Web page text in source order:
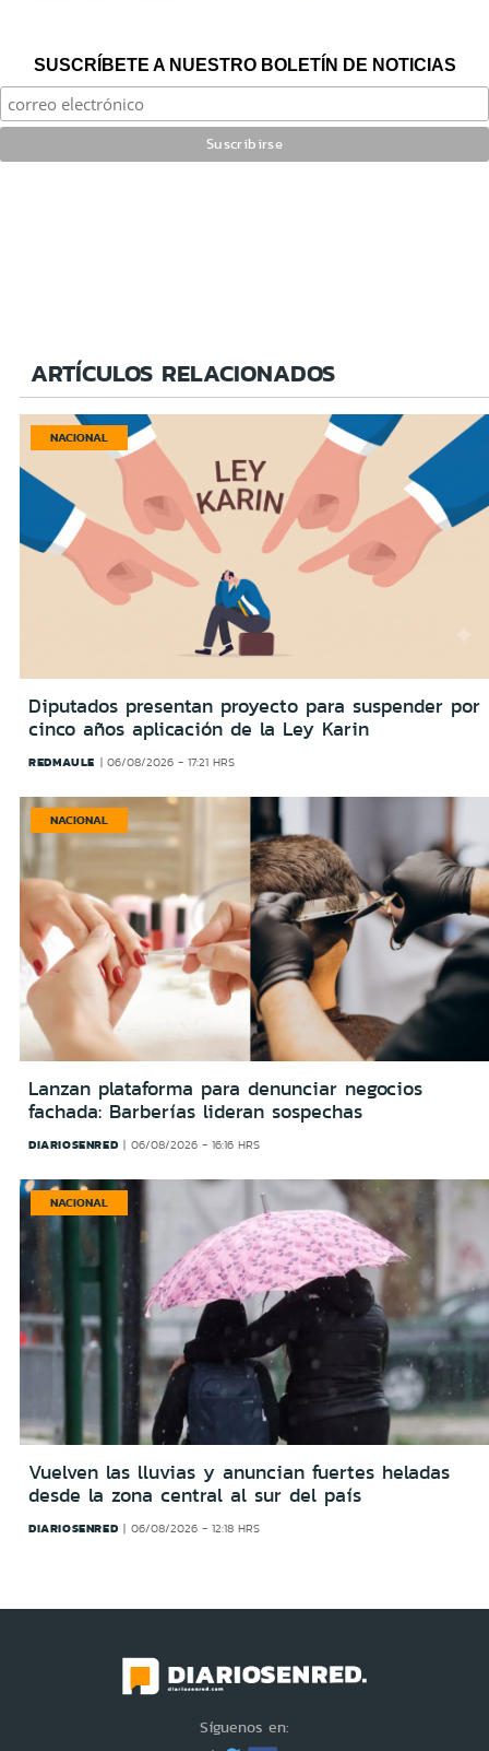
SUSCRÍBETE A NUESTRO BOLETÍN DE NOTICIAS
ARTÍCULOS RELACIONADOS
NACIONAL
Diputados presentan proyecto para suspender por
cinco años aplicación de la Ley Karin
REDMAULE 06/08/2026 - 17:21 HRS
NACIONAL
Lanzan plataforma para denunciar negocios
fachada: Barberías lideran sospechas
DIARIOSENRED 06/08/2026 - 16:16 HRS
NACIONAL
Vuelven las lluvias y anuncian fuertes heladas
desde la zona central al sur del país
DIARIOSENRED 06/08/2026 - 12:18 HRS
Síguenos en: